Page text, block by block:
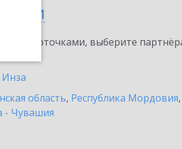
карточками, выберите
Инза
область, Республика Мордовия,
- Чувашия